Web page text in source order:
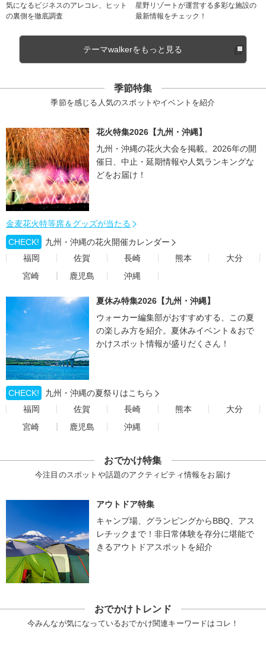
気になるビジネスのアレコレ、ヒット
の裏側を徹底調査
星野リゾートが運営する多彩な施設の
最新情報をチェック！
テーマwalkerをもっと見る
季節特集
季節を感じる人気のスポットやイベントを紹介
花火特集2026【九州・沖縄】
九州・沖縄の花火大会を掲載。2026年の開
催日、中止・延期情報や人気ランキングな
どをお届け！
金麦花火特等席＆グッズが当たる
CHECK!
九州・沖縄の花火開催カレンダー
福岡
佐賀 長崎 熊本
大分
宮崎
鹿児島 沖縄
夏休み特集2026【九州・沖縄】
ウォーカー編集部がおすすめする、この夏
の楽しみ方を紹介。夏休みイベント＆おで
かけスポット情報が盛りだくさん！
CHECK!
九州・沖縄の夏祭りはこちら
福岡
佐賀 長崎 熊本
大分
宮崎
鹿児島 沖縄
おでかけ特集
今注目のスポットや話題のアクティビティ情報をお届け
アウトドア特集
キャンプ場、グランピングからBBQ、アス
レチックまで！非日常体験を存分に堪能で
きるアウトドアスポットを紹介
おでかけトレンド
今みんなが気になっているおでかけ関連キーワードはコレ！